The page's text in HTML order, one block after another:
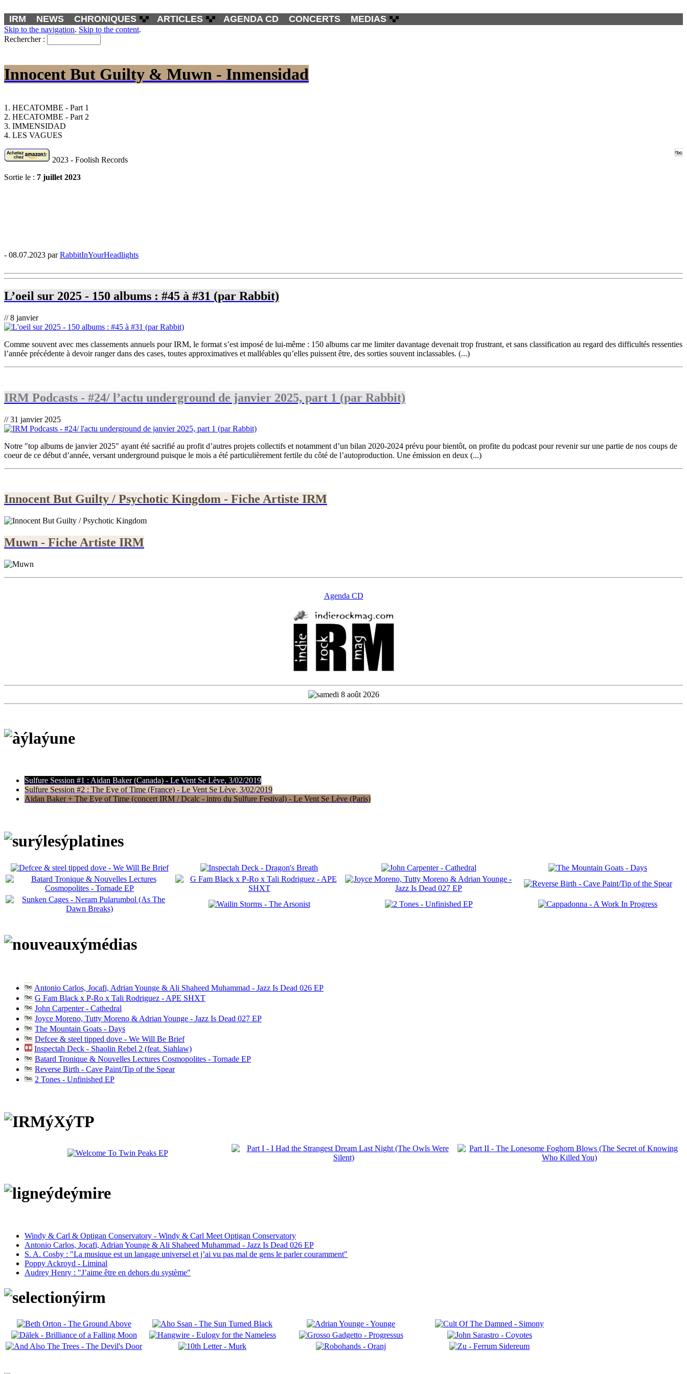
IRM NEWS CHRONIQUES ARTICLES AGENDA CD CONCERTS MEDIAS
Skip to the navigation. Skip to the content.
Rechercher :
Innocent But Guilty & Muwn - Inmensidad
1. HECATOMBE - Part 1
2. HECATOMBE - Part 2
3. IMMENSIDAD
4. LES VAGUES
2023 - Foolish Records
Sortie le : 7 juillet 2023
- 08.07.2023 parRabbitInYourHeadlights
L’oeil sur 2025 - 150 albums : #45 à #31 (par Rabbit)
// 8 janvier
Comme souvent avec mes classements annuels pour IRM, le format s’est imposé de lui-même : 150 albums car me limiter davantage devenait trop frustrant, et sans classification au regard des difficultés ressenties
l’année précédente à devoir ranger dans des cases, toutes approximatives et malléables qu’elles puissent être, des sorties souvent inclassables. (...)
IRM Podcasts - #24/ l’actu underground de janvier 2025, part 1 (par Rabbit)
// 31 janvier 2025
Notre "top albums de janvier 2025" ayant été sacrifié au profit d’autres projets collectifs et notamment d’un bilan 2020-2024 prévu pour bientôt, on profite du podcast pour revenir sur une partie de nos coups de
coeur de ce début d’année, versant underground puisque le mois a été particulièrement fertile du côté de l’autoproduction. Une émission en deux (...)
Innocent But Guilty / Psychotic Kingdom - Fiche Artiste IRM
Muwn - Fiche Artiste IRM
Agenda CD
Sulfure Session #1 : Aidan Baker (Canada) - Le Vent Se Lève, 3/02/2019
Sulfure Session #2 : The Eye of Time (France) - Le Vent Se Lève, 3/02/2019
Aidan Baker + The Eye of Time (concert IRM / Dcalc - intro du Sulfure Festival) - Le Vent Se Lève (Paris)
Antonio Carlos, Jocafi, Adrian Younge & Ali Shaheed Muhammad - Jazz Is Dead 026 EP
G Fam Black x P-Ro x Tali Rodriguez - APE SHXT
John Carpenter - Cathedral
Joyce Moreno, Tutty Moreno & Adrian Younge - Jazz Is Dead 027 EP
The Mountain Goats - Days
Defcee & steel tipped dove - We Will Be Brief
Inspectah Deck - Shaolin Rebel 2 (feat. Siahlaw)
Batard Tronique & Nouvelles Lectures Cosmopolites - Tornade EP
Reverse Birth - Cave Paint/Tip of the Spear
2 Tones - Unfinished EP
Windy & Carl & Optigan Conservatory - Windy & Carl Meet Optigan Conservatory
Antonio Carlos, Jocafi, Adrian Younge & Ali Shaheed Muhammad - Jazz Is Dead 026 EP
S. A. Cosby : "La musique est un langage universel et j’ai vu pas mal de gens le parler couramment"
Poppy Ackroyd - Liminal
Audrey Henry : "J’aime être en dehors du système"